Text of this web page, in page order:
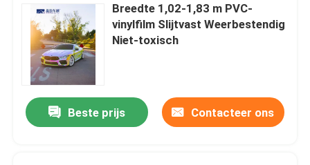
Breedte 1,02-1,83 m PVC-
vinylfilm Slijtvast Weerbestendig
Niet-toxisch
Beste prijs Contacteer ons